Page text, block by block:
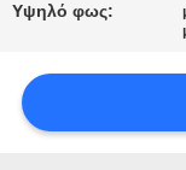
SITEMAP
Υψηλό φως: